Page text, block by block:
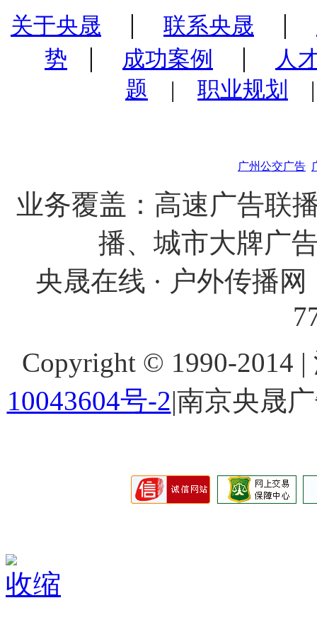
关于央晟 | 联系央晟 |
势
| 成功案例 |
人
题 | 职业规划
广州公交广告
业务覆盖：高速广告联
播、城市大牌广
央晟在线 · 户外传播
Copyright © 1990-2014
10043604号-2|南京央晟
收缩